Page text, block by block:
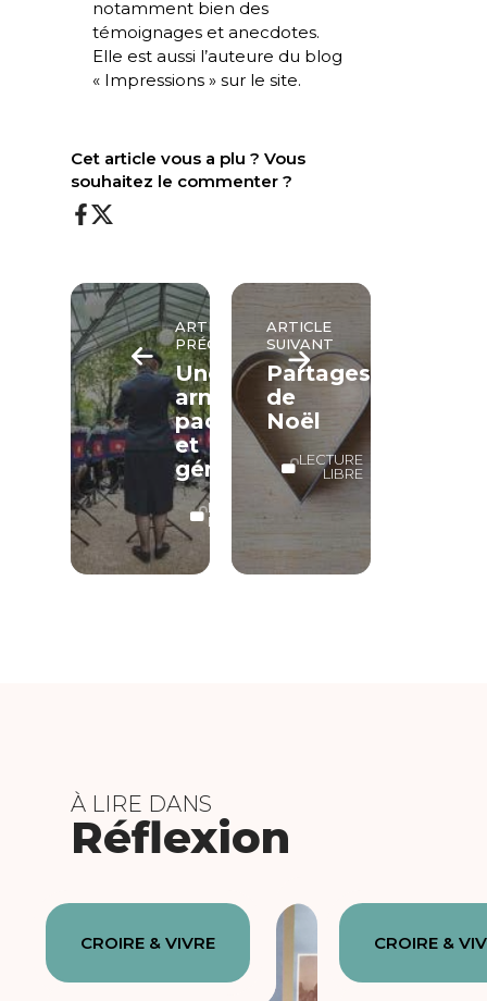
notamment bien des
témoignages et anecdotes.
Elle est aussi l’auteure du blog
« Impressions » sur le site.
Cet article vous a plu ? Vous
souhaitez le commenter ?
ARTICLE
PRÉCÉDENT
Une
armée
pacifique
et
généreuse
LECTURE
LIBRE
ARTICLE
SUIVANT
Partages
de
Noël
LECTURE
LIBRE
À LIRE DANS
Réflexion
CROIRE & VIVRE CROIRE &